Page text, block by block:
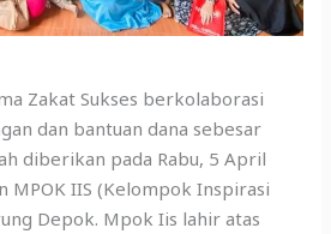
Zakat Sukses berkolaborasi
dan bantuan dana sebesar
diberikan pada Rabu, 5 April
MPOK IIS (Kelompok Inspirasi
Depok. Mpok Iis lahir atas